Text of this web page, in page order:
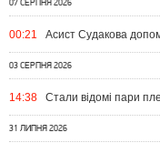
07 СЕРПНЯ 2026
00:21 Асист Судакова
03 СЕРПНЯ 2026
14:38 Стали відомі пари
31 ЛИПНЯ 2026